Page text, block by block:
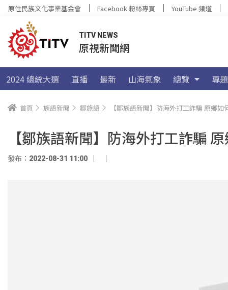
原住民族文化事業基金會 Facebook 粉絲專頁 YouTube 頻道
TITV NEWS
原視新聞網
2024 總統大選 直播 最新 山海氣象 總覽 專題
首頁 族語新聞 鄒族語 【鄒族語新聞】防海外打工詐騙 原鄉如
【鄒族語新聞】防海外打工詐騙
發布：2022-08-31 11:00